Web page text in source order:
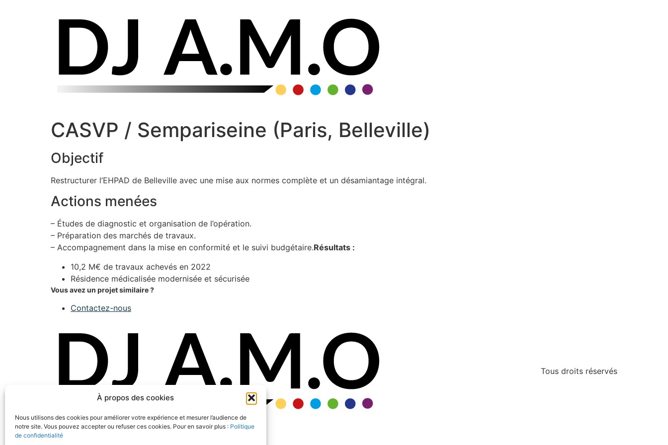
À propos des cookies
Nous utilisons des cookies pour améliorer votre expérience et mesurer l’audience de
notre site. Vous pouvez accepter ou refuser ces cookies. Pour en savoir plus : Politique
de confidentialité
CASVP / Sempariseine (Paris, Belleville)
Objectif
Restructurer l’EHPAD de Belleville avec une mise aux normes complète et un désamiantage intégral.
Actions menées
– Études de diagnostic et organisation de l’opération.
– Préparation des marchés de travaux.
– Accompagnement dans la mise en conformité et le suivi budgétaire.Résultats :
10,2 M€ de travaux achevés en 2022
Résidence médicalisée modernisée et sécurisée
Vous avez un projet similaire ?
Contactez-nous
Tous droits réservés